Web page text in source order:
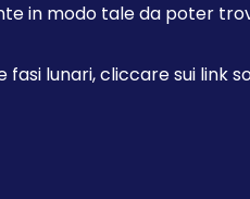
in modo tale da poter
lunari, cliccare sui link